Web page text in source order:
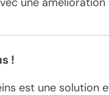
!
est une solution